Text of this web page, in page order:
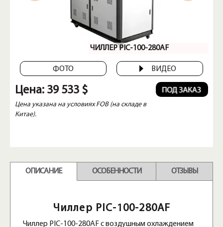
ЧИЛЛЕР PIC-100-280AF
ФОТО ВИДЕО
Цена: 39 533 $
Цена указана на условиях FOB (на складе в
Китае).
ОПИСАНИЕ ОСОБЕННОСТИ ОТЗЫВЫ
Чиллер PIC-100-280AF
Чиллер PIC-100-280AF с воздушным охлаждением